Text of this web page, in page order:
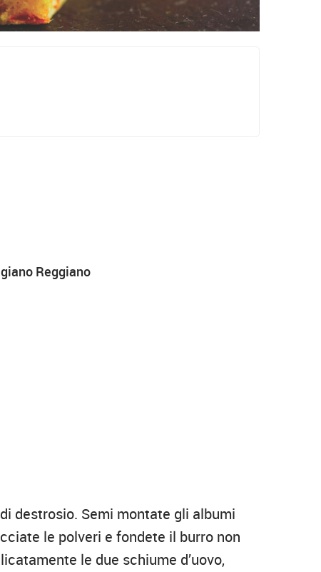
Reggiano
destrosio. Semi montate gli albumi
le polveri e fondete il burro non
le due schiume d’uovo,